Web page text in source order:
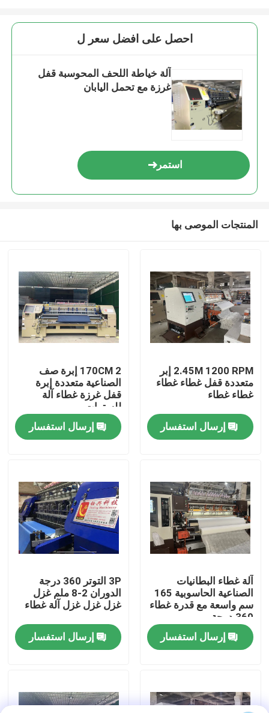
الصفحة الرئيسية
منتجات
فيديوهات
معلومات عنا
جولة في المصنع
مراقبة الجودة
اتصل بنا
القضايا
احصل على افضل سعر ل
آلة خياطة اللحف المحوسبة قفل
غرزة مع تحمل اليابان
استمر
المنتجات الموصى بها
2.45M 1200 RPM إبر
متعددة قفل غطاء غطاء
غطاء غطاء
إرسال استفسار
170CM 2 إبرة صف
الصناعية متعددة إبرة
قفل غرزة غطاء آلة
للسترات
إرسال استفسار
آلة غطاء البطانيات
الصناعية الحاسوبية 165
سم واسعة مع قدرة غطاء
360 درجة
إرسال استفسار
3P التوتر 360 درجة
الدوران 2-8 ملم غزل
غزل غزل غزل آلة غطاء
إرسال استفسار